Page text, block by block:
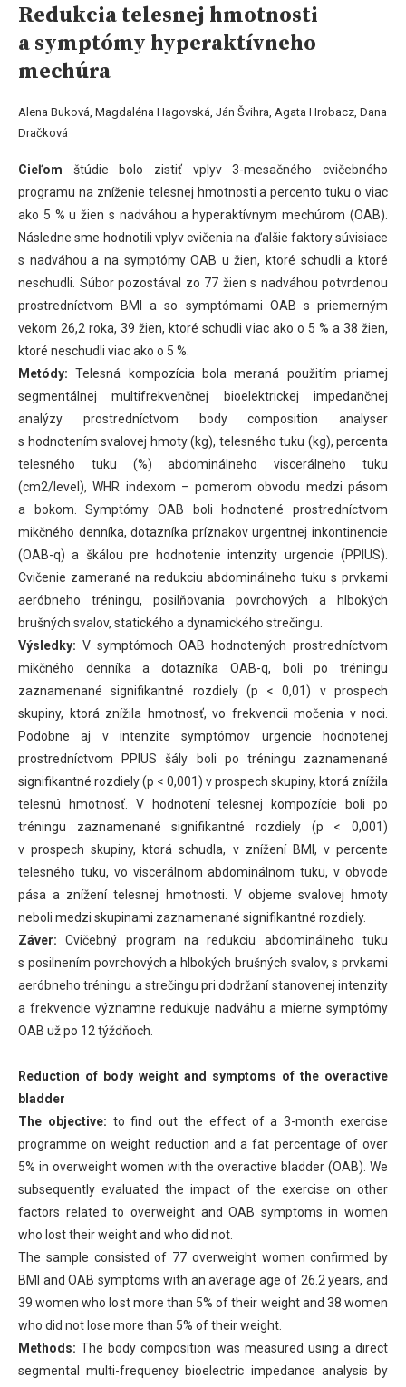
Redukcia telesnej hmotnosti
a symptómy hyperaktívneho
mechúra
Alena Buková, Magdaléna Hagovská, Ján Švihra, Agata Hrobacz, Dana
Dračková
Cieľom štúdie bolo zistiť vplyv 3-mesačného cvičebného
programu na zníženie telesnej hmotnosti a percento tuku o viac
ako 5 % u žien s nadváhou a hyperaktívnym mechúrom (OAB).
Následne sme hodnotili vplyv cvičenia na ďalšie faktory súvisiace
s nadváhou a na symptómy OAB u žien, ktoré schudli a ktoré
neschudli. Súbor pozostával zo 77 žien s nadváhou potvrdenou
prostredníctvom BMI a so symptómami OAB s priemerným
vekom 26,2 roka, 39 žien, ktoré schudli viac ako o 5 % a 38 žien,
ktoré neschudli viac ako o 5 %.
Metódy: Telesná kompozícia bola meraná použitím priamej
segmentálnej multifrekvenčnej bioelektrickej impedančnej
analýzy prostredníctvom body composition analyser
s hodnotením svalovej hmoty (kg), telesného tuku (kg), percenta
telesného tuku (%) abdominálneho viscerálneho tuku
(cm2/level), WHR indexom – pomerom obvodu medzi pásom
a bokom. Symptómy OAB boli hodnotené prostredníctvom
mikčného denníka, dotazníka príznakov urgentnej inkontinencie
(OAB-q) a škálou pre hodnotenie intenzity urgencie (PPIUS).
Cvičenie zamerané na redukciu abdominálneho tuku s prvkami
aeróbneho tréningu, posilňovania povrchových a hlbokých
brušných svalov, statického a dynamického strečingu.
Výsledky: V symptómoch OAB hodnotených prostredníctvom
mikčného denníka a dotazníka OAB-q, boli po tréningu
zaznamenané signifikantné rozdiely (p < 0,01) v prospech
skupiny, ktorá znížila hmotnosť, vo frekvencii močenia v noci.
Podobne aj v intenzite symptómov urgencie hodnotenej
prostredníctvom PPIUS šály boli po tréningu zaznamenané
signifikantné rozdiely (p < 0,001) v prospech skupiny, ktorá znížila
telesnú hmotnosť. V hodnotení telesnej kompozície boli po
tréningu zaznamenané signifikantné rozdiely (p < 0,001)
v prospech skupiny, ktorá schudla, v znížení BMI, v percente
telesného tuku, vo viscerálnom abdominálnom tuku, v obvode
pása a znížení telesnej hmotnosti. V objeme svalovej hmoty
neboli medzi skupinami zaznamenané signifikantné rozdiely.
Záver: Cvičebný program na redukciu abdominálneho tuku
s posilnením povrchových a hlbokých brušných svalov, s prvkami
aeróbneho tréningu a strečingu pri dodržaní stanovenej intenzity
a frekvencie významne redukuje nadváhu a mierne symptómy
OAB už po 12 týždňoch.
Reduction of body weight and symptoms of the overactive
bladder
The objective: to find out the effect of a 3-month exercise
programme on weight reduction and a fat percentage of over
5% in overweight women with the overactive bladder (OAB). We
subsequently evaluated the impact of the exercise on other
factors related to overweight and OAB symptoms in women
who lost their weight and who did not.
The sample consisted of 77 overweight women confirmed by
BMI and OAB symptoms with an average age of 26.2 years, and
39 women who lost more than 5% of their weight and 38 women
who did not lose more than 5% of their weight.
Methods: The body composition was measured using a direct
segmental multi-frequency bioelectric impedance analysis by